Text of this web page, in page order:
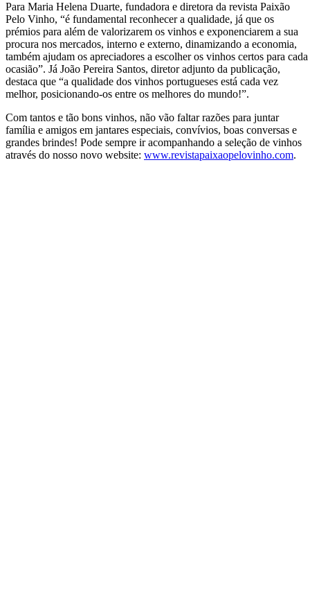
Para Maria Helena Duarte, fundadora e diretora da revista Paixão
Pelo Vinho, “é fundamental reconhecer a qualidade, já que os
prémios para além de valorizarem os vinhos e exponenciarem a sua
procura nos mercados, interno e externo, dinamizando a economia,
também ajudam os apreciadores a escolher os vinhos certos para cada
ocasião”. Já João Pereira Santos, diretor adjunto da publicação,
destaca que “a qualidade dos vinhos portugueses está cada vez
melhor, posicionando-os entre os melhores do mundo!”.
Com tantos e tão bons vinhos, não vão faltar razões para juntar
família e amigos em jantares especiais, convívios, boas conversas e
grandes brindes! Pode sempre ir acompanhando a seleção de vinhos
através do nosso novo website: www.revistapaixaopelovinho.com.